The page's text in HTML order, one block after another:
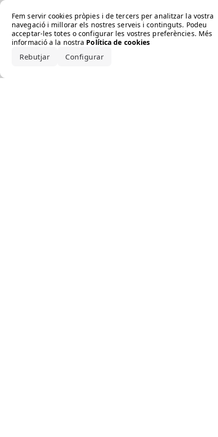
Fem servir cookies pròpies i de tercers per analitzar la vostra
navegació i millorar els nostres serveis i continguts. Podeu
acceptar-les totes o configurar les vostres preferències. Més
informació a la nostra Política de cookies
Rebutjar Configurar
Error loading the brand